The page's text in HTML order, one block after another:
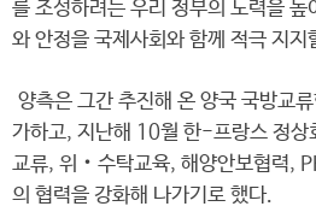
를 조성하려는 우리 정부의 노력을
와 안정을 국제사회와 함께 적극 지지
양측은 그간 추진해 온 양국 국방교
가하고, 지난해 10월 한-프랑스 정상
교류, 위‧수탁교육, 해양안보협력,
의 협력을 강화해 나가기로 했다.